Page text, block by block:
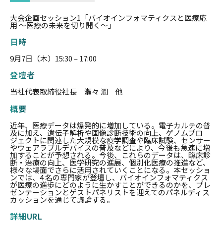
大会企画セッション1「バイオインフォマティクスと医療応
用 ～医療の未来を切り開く～」
日時
9月7日（木）15:30 – 17:00
登壇者
当社代表取締役社長 瀬々 潤 他
概要
近年、医療データは爆発的に増加している。電子カルテの普
及に加え、遺伝子解析や画像診断技術の向上、ゲノムプロ
ジェクトに関連した大規模な疫学調査や臨床試験、センサー
やウェアラブルデバイスの普及などにより、今後も急速に増
加することが予想される。今後、これらのデータは、臨床診
断・治療の向上、医学研究の進展、個別化医療の推進など、
様々な場面でさらに活用されていくことになる。本セッショ
ンでは、4 名の専門家が登壇し、バイオインフォマティクス
が医療の進歩にどのように生かすことができるのかを、プレ
ゼンテーションとゲストパネリストを迎えてのパネルディス
カッションを通じて議論する。
詳細URL